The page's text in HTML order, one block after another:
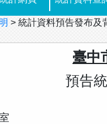
> 統計資料預告發布及
臺中
預告